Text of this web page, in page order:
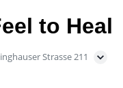
to Heal
Strasse 211